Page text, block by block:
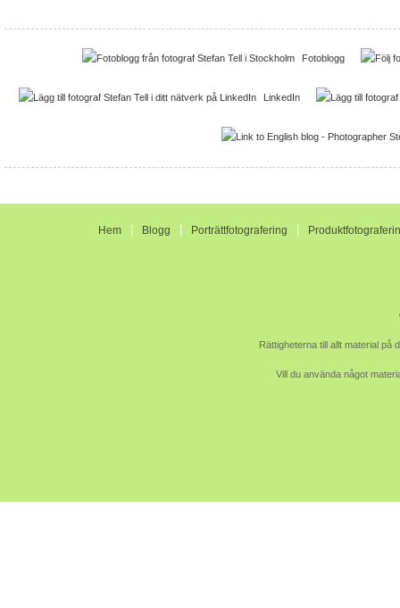
Fotoblogg
LinkedIn
Hem Blogg Porträttfotografering
Rättigheterna till allt material på
Vill du använda något